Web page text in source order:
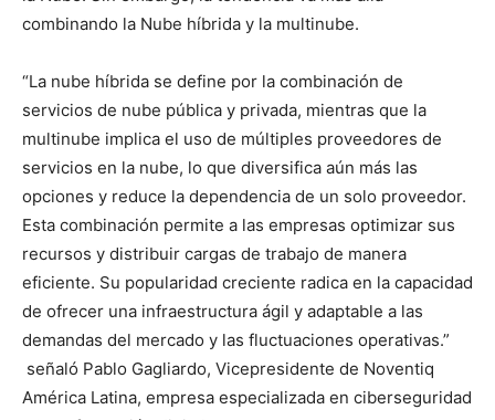
combinando la Nube híbrida y la multinube.
“La nube híbrida se define por la combinación de
servicios de nube pública y privada, mientras que la
multinube implica el uso de múltiples proveedores de
servicios en la nube, lo que diversifica aún más las
opciones y reduce la dependencia de un solo proveedor.
Esta combinación permite a las empresas optimizar sus
recursos y distribuir cargas de trabajo de manera
eficiente. Su popularidad creciente radica en la capacidad
de ofrecer una infraestructura ágil y adaptable a las
demandas del mercado y las fluctuaciones operativas.”
señaló Pablo Gagliardo, Vicepresidente de Noventiq
América Latina, empresa especializada en ciberseguridad